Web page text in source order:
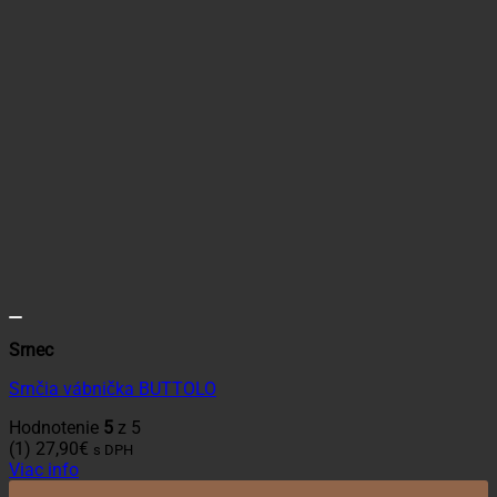
Srnec
Srnčia vábnička BUTTOLO
Hodnotenie 5 z 5
(1) 27,90€ s DPH
Viac info